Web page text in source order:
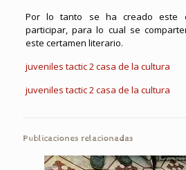
Por lo tanto se ha creado este
participar, para lo cual se
este certamen literario.
juveniles tactic 2 casa de la cultura
juveniles tactic 2 casa de la cultura
Publicaciones relacionadas